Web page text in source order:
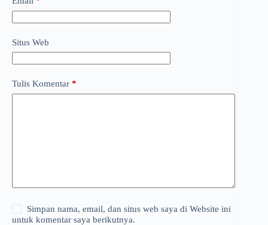
Situs Web
Tulis Komentar *
Simpan nama, email, dan situs web saya di Website ini
untuk komentar saya berikutnya.